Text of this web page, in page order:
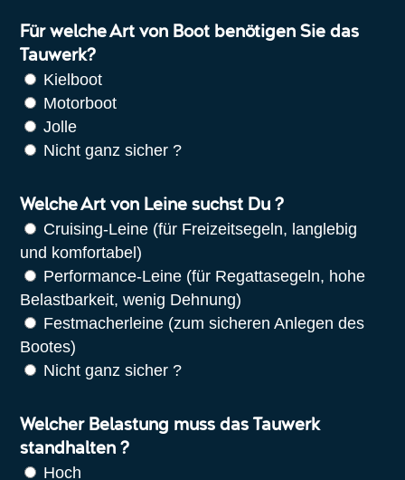
Für welche Art von Boot benötigen Sie das
Tauwerk?
Kielboot
Motorboot
Jolle
Nicht ganz sicher ?
Welche Art von Leine suchst Du ?
Cruising-Leine (für Freizeitsegeln, langlebig
und komfortabel)
Performance-Leine (für Regattasegeln, hohe
Belastbarkeit, wenig Dehnung)
Festmacherleine (zum sicheren Anlegen des
Bootes)
Nicht ganz sicher ?
Welcher Belastung muss das Tauwerk
standhalten ?
Hoch